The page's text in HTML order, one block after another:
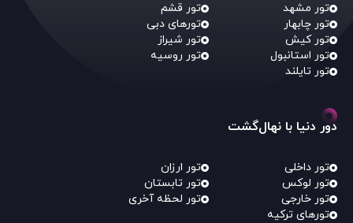
تور مشهد
تور قشم
تور چابهار
تورهای دبی
تور کیش
تور شیراز
تور استانبول
تور روسیه
تور تایلند
دور دنیا با نهال‌گشت
تور داخلی
تور ارزان
تور لوکس
تور تابستان
تور خارجی
تور لحظه آخری
تورهای ترکیه